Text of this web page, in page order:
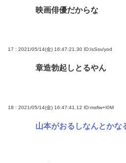
映画俳優だからな
17 : 2021/05/14(金) 16:47:21.30 ID:IsSsv/yod
章造勃起しとるやん
18 : 2021/05/14(金) 16:47:41.12 ID:msfiw+I0M
山本がおるしなんとかな